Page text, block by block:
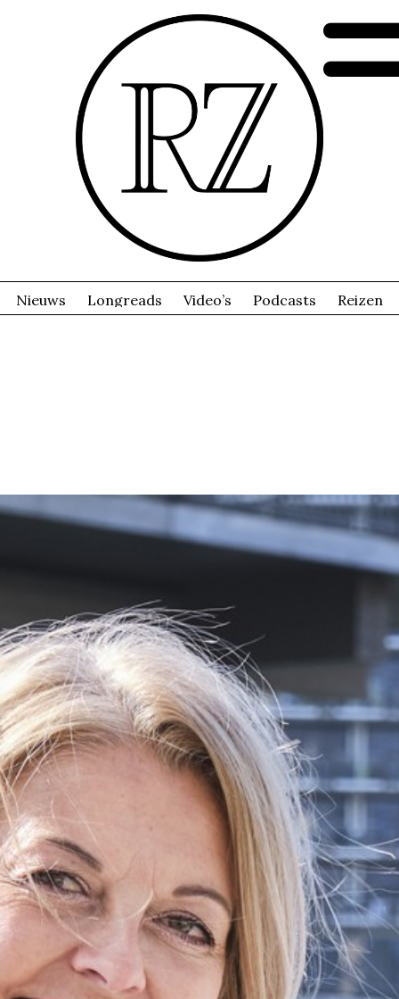
Nieuws Longreads Video’s Podcasts Reizen